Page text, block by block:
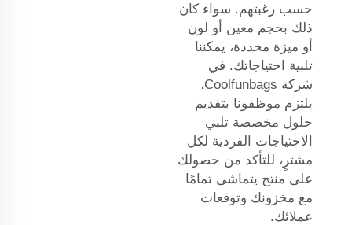
حسب رغبتهم. سواء كان
ذلك بحجم معين أو لون
أو ميزة محددة، يمكننا
تلبية احتياجاتك. في
شركة Coolfunbags،
يلتزم موظفونا بتقديم
حلول مخصصة تلبي
الاحتياجات الفردية لكل
مشترٍ، للتأكد من حصولك
على منتج يتماشى تمامًا
مع مخزونك وتوقعات
عملائك.